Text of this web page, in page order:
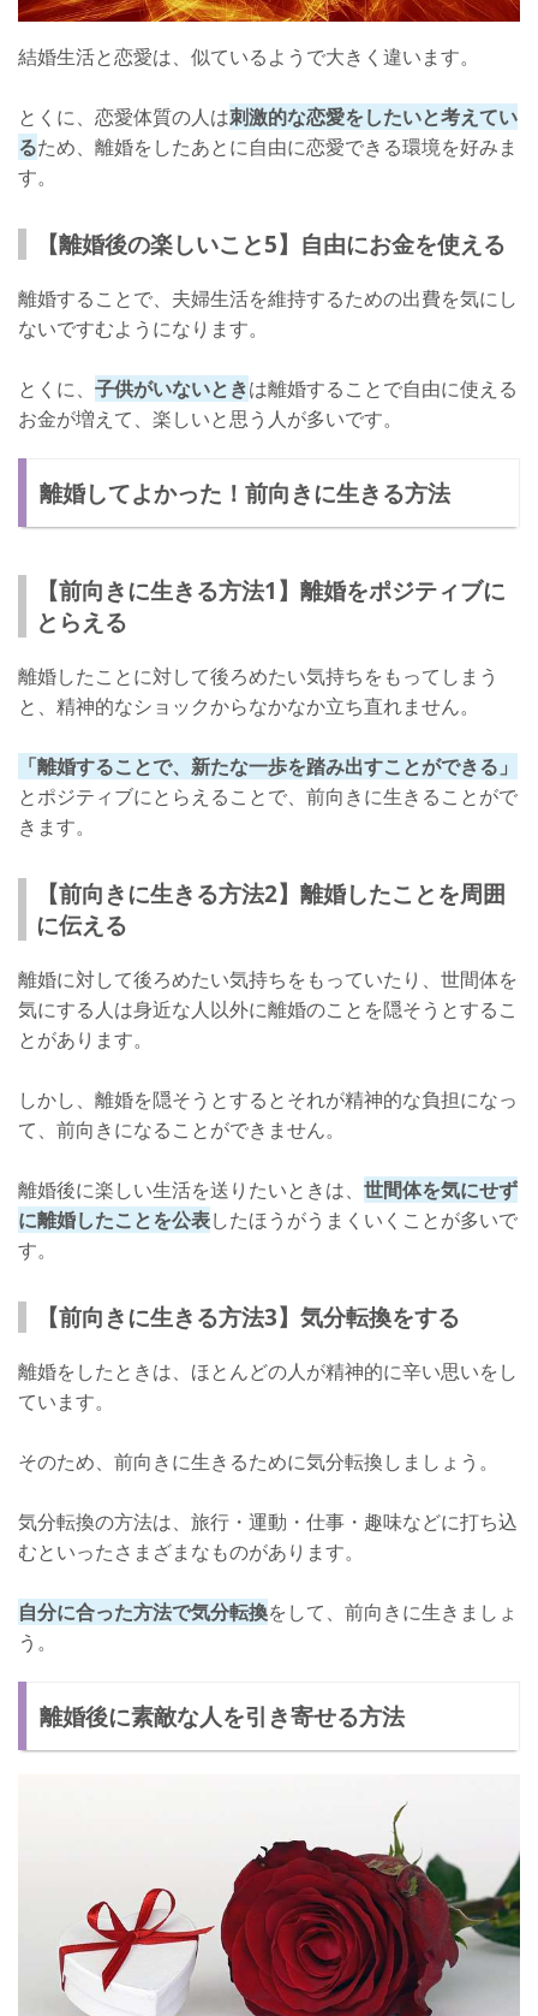
結婚生活と恋愛は、似ているようで大きく違います。
とくに、恋愛体質の人は刺激的な恋愛をしたいと考えてい
るため、離婚をしたあとに自由に恋愛できる環境を好みま
す。
【離婚後の楽しいこと5】自由にお金を使える
離婚することで、夫婦生活を維持するための出費を気にし
ないですむようになります。
とくに、 子供がいないときは離婚することで自由に使える
お金が増えて、楽しいと思う人が多いです。
離婚してよかった！前向きに生きる方法
【前向きに生きる方法1】離婚をポジティブに
とらえる
離婚したことに対して後ろめたい気持ちをもってしまう
と、精神的なショックからなかなか立ち直れません。
「離婚することで、新たな一歩を踏み出すことができる」
とポジティブにとらえることで、前向きに生きることがで
きます。
【前向きに生きる方法2】離婚したことを周囲
に伝える
離婚に対して後ろめたい気持ちをもっていたり、世間体を
気にする人は身近な人以外に離婚のことを隠そうとするこ
とがあります。
しかし、離婚を隠そうとするとそれが精神的な負担になっ
て、前向きになることができません。
離婚後に楽しい生活を送りたいときは、 世間体を気にせず
に離婚したことを公表したほうがうまくいくことが多いで
す。
【前向きに生きる方法3】気分転換をする
離婚をしたときは、ほとんどの人が精神的に辛い思いをし
ています。
そのため、前向きに生きるために気分転換しましょう。
気分転換の方法は、旅行・運動・仕事・趣味などに打ち込
むといったさまざまなものがあります。
自分に合った方法で気分転換をして、前向きに生きましょ
う。
離婚後に素敵な人を引き寄せる方法